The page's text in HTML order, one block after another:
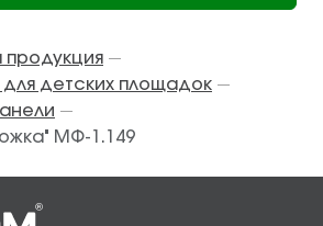
—
детских площадок —
—
МФ-1.149